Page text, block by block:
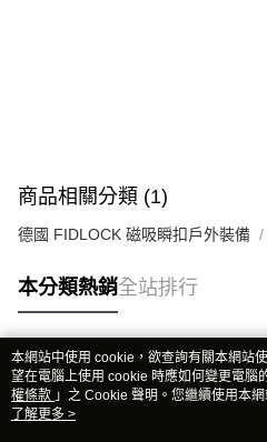
商品相關分類 (1)
德國 FIDLOCK 磁吸瞬扣戶外裝備
本分類熱銷全站排行
熱門標籤
本網站中使用 cookie，欲查詢有關本網站
望在電腦上使用 cookie 時應如何變更電腦
權條款 」之 Cookie 聲明。您繼續使用本
用條款之 Cookie 聲明使用 cookie。
了解更多 >